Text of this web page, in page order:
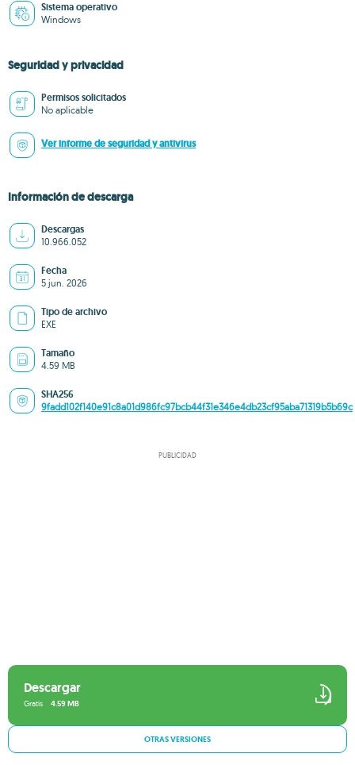
Sistema operativo
Windows
Seguridad y privacidad
Permisos solicitados
No aplicable
Ver informe de seguridad y antivirus
Información de descarga
Descargas
10.966.052
Fecha
5 jun. 2026
Tipo de archivo
EXE
Tamaño
4.59 MB
SHA256
9fadd102f140e91c8a01d986fc97bcb44f31e346e4db23cf95aba71319b5b69c
PUBLICIDAD
Descargar
4.59 MB
Gratis
OTRAS VERSIONES